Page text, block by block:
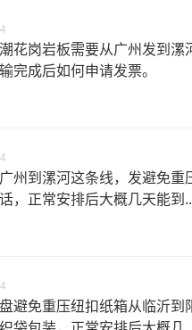
花岗岩板需要从广州发到漯
完成后如何申请发票。
州到漯河这条线，发避免重
，正常安排后大概几天能到
避免重压纽扣纸箱从临沂到